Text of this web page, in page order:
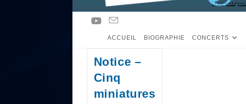
ACCUEIL BIOGRAPHIE CONCERTS
Notice –
Cinq
miniatures